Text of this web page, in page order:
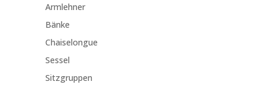
Armlehner
Bänke
Chaiselongue
Sessel
Sitzgruppen